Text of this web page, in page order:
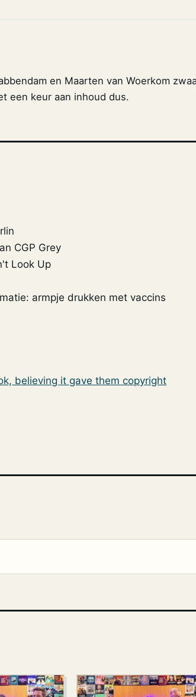
en Maarten van Woerkom
een keur aan inhoud dus.
CGP Grey
Look Up
armpje drukken met vaccins
believing it gave them copyright